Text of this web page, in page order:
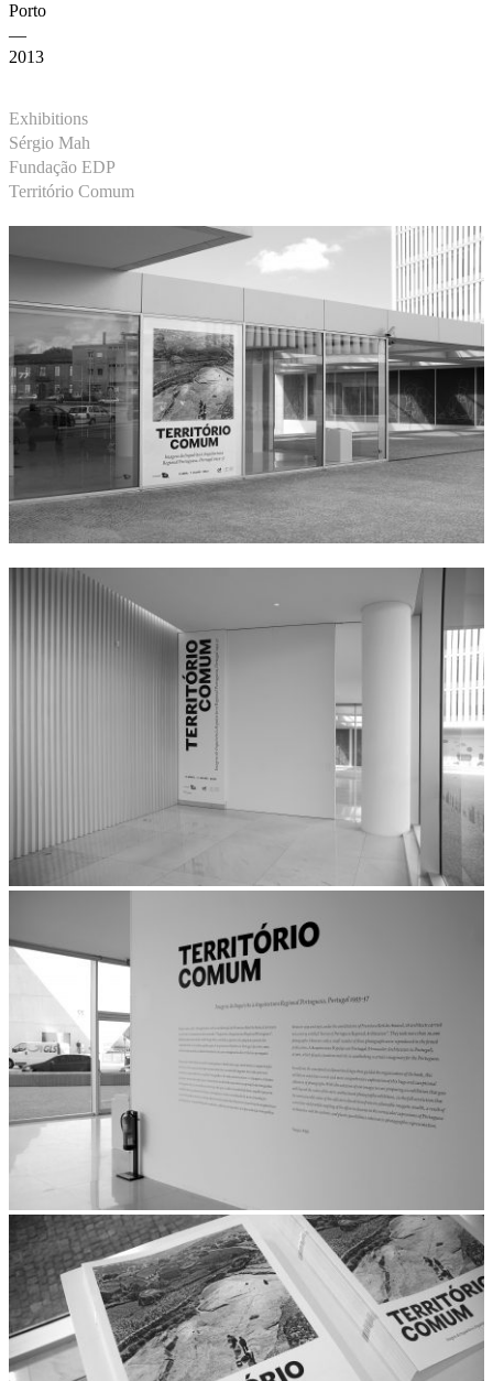
Porto
—
2013
Exhibitions
Sérgio Mah
Fundação EDP
Território Comum